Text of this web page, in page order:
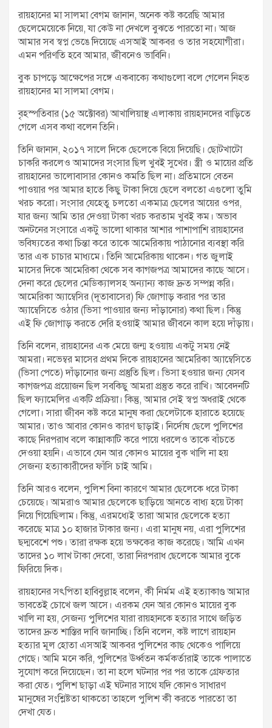
রায়হানের মা সালমা বেগম জানান, অনেক কষ্ট করেছি আমার
ছেলেমেয়েকে নিয়ে, যা কেউ না দেখলে বুঝতে পারতো না। আজ
আমার সব স্বপ্ন ভেঙে দিয়েছে এসআই আকবর ও তার সহযোগীরা।
এমন পরিণতি হবে আমার, জীবনেও ভাবিনি।
বুক চাপড়ে আক্ষেপের সঙ্গে একবাক্যে কথাগুলো বলে গেলেন নিহত
রায়হানের মা সালমা বেগম।
বৃহস্পতিবার (১৫ অক্টোবর) আখালিয়াস্থ এলাকায় রায়হানদের বাড়িতে
গেলে এসব কথা বলেন তিনি।
তিনি জানান, ২০১৭ সালে দিকে ছেলেকে বিয়ে দিয়েছি। ছোটখাটো
চাকরি করলেও আমাদের সংসার ছিল খুবই সুখের। স্ত্রী ও মায়ের প্রতি
রায়হানের ভালোবাসার কোনও কমতি ছিল না। প্রতিমাসে বেতন
পাওয়ার পর আমার হাতে কিছু টাকা দিয়ে ছেলে বলতো এগুলো তুমি
খরচ করো। সংসার যেহেতু চলতো একমাত্র ছেলের আয়ের ওপর,
যার জন্য আমি তার দেওয়া টাকা খরচ করতাম খুবই কম। অভাব
অনটনের সংসারে একটু ভালো থাকার আশার পাশাপাশি রায়হানের
ভবিষ্যতের কথা চিন্তা করে তাকে আমেরিকায় পাঠানোর ব্যবস্থা করি
তার এক চাচার মাধ্যমে। তিনি আমেরিকায় থাকেন। গত জুলাই
মাসের দিকে আমেরিকা থেকে সব কাগজপত্র আমাদের কাছে আসে।
দেনা করে ছেলের মেডিক্যালসহ অন্যান্য কাজ দ্রুত সম্পন্ন করি।
আমেরিকা অ্যাম্বেসির (দূতাবাসের) ফি জোগাড় করার পর তার
অ্যাম্বেসিতে ওঠার (ভিসা পাওয়ার জন্য দাঁড়ানোর) কথা ছিল। কিন্তু
এই ফি জোগাড় করতে দেরি হওয়াই আমার জীবনে কাল হয়ে দাঁড়ায়।
তিনি বলেন, রায়হানের এক মেয়ে জন্ম হওয়ায় একটু সময় নেই
আমরা। নভেম্বর মাসের প্রথম দিকে রায়হানের আমেরিকা অ্যাম্বেসিতে
(ভিসা পেতে) দাঁড়ানোর জন্য প্রস্তুতি ছিল। ভিসা হওয়ার জন্য যেসব
কাগজপত্র প্রয়োজন ছিল সবকিছু আমরা প্রস্তুত করে রাখি। আবেদনটি
ছিল ফ্যামেলির একটি প্রক্রিয়া। কিন্তু, আমার সেই স্বপ্ন অধরাই থেকে
গেলো। সারা জীবন কষ্ট করে মানুষ করা ছেলেটাকে হারাতে হয়েছে
আমার। তাও আবার কোনও কারণ ছাড়াই। নির্দোষ ছেলে পুলিশের
কাছে নিরপরাধ বলে কান্নাকাটি করে পায়ে ধরলেও তাকে বাঁচতে
দেওয়া হয়নি। এভাবে যেন আর কোনও মায়ের বুক খালি না হয়
সেজন্য হত্যাকারীদের ফাঁসি চাই আমি।
তিনি আরও বলেন, পুলিশ বিনা কারণে আমার ছেলেকে ধরে টাকা
চেয়েছে। আমরাও আমার ছেলেকে ছাড়িয়ে আনতে বাধ্য হয়ে টাকা
নিয়ে গিয়েছিলাম। কিন্তু, এরমধ্যেই তারা আমার ছেলেকে হত্যা
করেছে মাত্র ১০ হাজার টাকার জন্য। এরা মানুষ নয়, এরা পুলিশের
ছদ্মবেশে পশু। তারা রক্ষক হয়ে ভক্ষকের কাজ করেছে। আমি এখন
তাদের ১০ লাখ টাকা দেবো, তারা নিরপরাধ ছেলেকে আমার বুকে
ফিরিয়ে দিক।
রায়হানের সৎপিতা হাবিবুল্লাহ বলেন, কী নির্মম এই হত্যাকাণ্ড আমার
ভাবতেই চোখে জল আসে। এরকম যেন আর কোনও মায়ের বুক
খালি না হয়, সেজন্য পুলিশের যারা রায়হানকে হত্যার সাথে জড়িত
তাদের দ্রুত শাস্তির দাবি জানাচ্ছি। তিনি বলেন, কষ্ট লাগে রায়হান
হত্যার মূল হোতা এসআই আকবর পুলিশের কাছ থেকেও পালিয়ে
গেছে। আমি মনে করি, পুলিশের ঊর্ধ্বতন কর্মকর্তারাই তাকে পালাতে
সুযোগ করে দিয়েছেন। তা না হলে ঘটনার পর পর তাকে গ্রেফতার
করা যেত। পুলিশ ছাড়া এই ঘটনার সাথে যদি কোনও সাধারণ
মানুষের সংশ্লিষ্টতা থাকতো তাহলে পুলিশ কী করতে পারতো তা
দেখা যেত।